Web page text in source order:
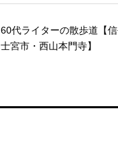
60代ライターの散歩道【
士宮市・西山本門寺】